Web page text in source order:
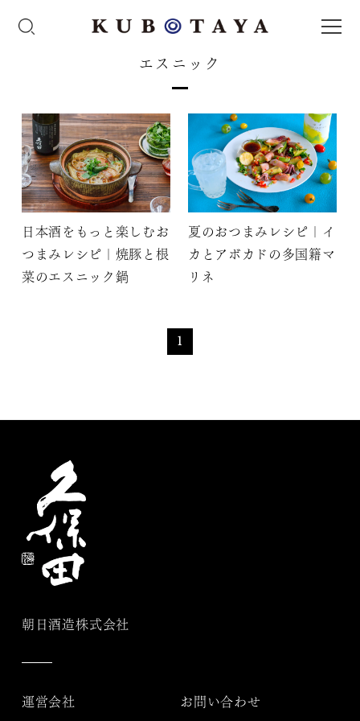
エスニック
日本酒をもっと楽しむお
つまみレシピ｜焼豚と根
菜のエスニック鍋
夏のおつまみレシピ｜イ
カとアボカドの多国籍マ
リネ
1
朝日酒造株式会社
運営会社 お問い合わせ